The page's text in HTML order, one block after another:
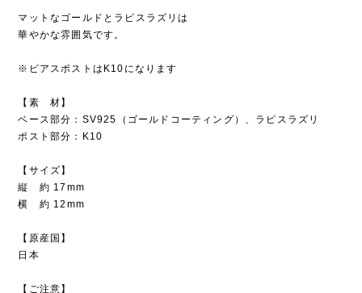
マットなゴールドとラピスラズリは
華やかな雰囲気です。
※ピアスポストはK10になります
【素 材】
ベース部分：SV925（ゴールドコーティング）、ラピスラズリ
ポスト部分：K10
【サイズ】
縦 約 17mm
横 約 12mm
【原産国】
日本
【ご注意】